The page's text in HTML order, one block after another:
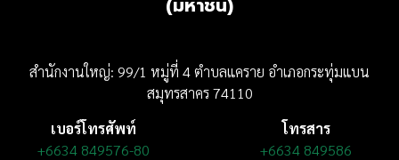
สำนักงานใหญ่: 99/1 หมู่ที่ 4 ตำบลแคราย อำเภอกระทุ่มแบน
สมุทรสาคร 74110
เบอร์โทรศัพท์
+6634 849576-80
โทรสาร
+6634 849586